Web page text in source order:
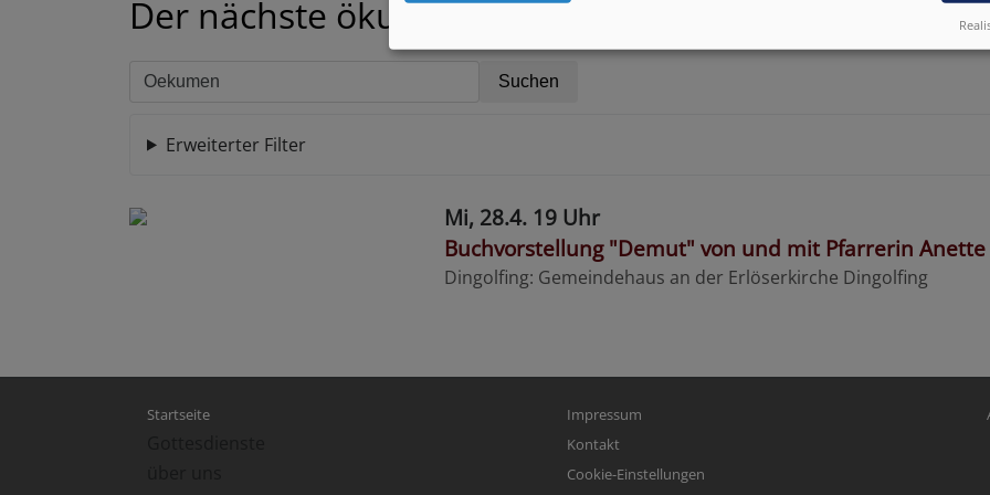
Der nächste ökumenische Gottesdienst:
Erweiterter Filter
Mi, 28.4. 19 Uhr
Buchvorstellung "Demut" von und mit Pfarrerin
Dingolfing Gemeindehaus an der Erlöserkirche Dingolfing
Hauptnavigation
Startseite Fußbereichsmenü
Impressum
Kontakt
Cookie-Einstellungen